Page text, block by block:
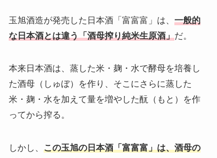
玉旭酒造が発売した日本酒「富富富」は、 一般的
な日本酒とは違う「酒母搾り純米生原酒」だ。
本来日本酒は、蒸した米・麹・水で酵母を培養し
た酒母（しゅぼ）を作り、そこにさらに蒸した
米・麹・水を加えて量を増やした酛（もと）を作
ってから搾る。
しかし、 この玉旭の日本酒「富富富」は、酒母の